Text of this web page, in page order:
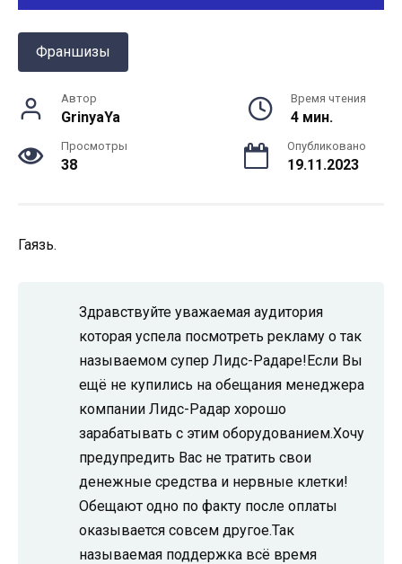
Франшизы
Автор
GrinyaYa
Время чтения
4 мин.
Просмотры
38
Опубликовано
19.11.2023
Гаязь.
Здравствуйте уважаемая аудитория
которая успела посмотреть рекламу о так
называемом супер Лидс-Радаре!Если Вы
ещё не купились на обещания менеджера
компании Лидс-Радар хорошо
зарабатывать с этим оборудованием.Хочу
предупредить Вас не тратить свои
денежные средства и нервные клетки!
Обещают одно по факту после оплаты
оказывается совсем другое.Так
называемая поддержка всё время